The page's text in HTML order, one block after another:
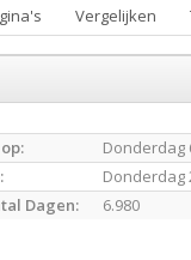
Vergelijken
Donderdag
Donderdag
Dagen:
6.980